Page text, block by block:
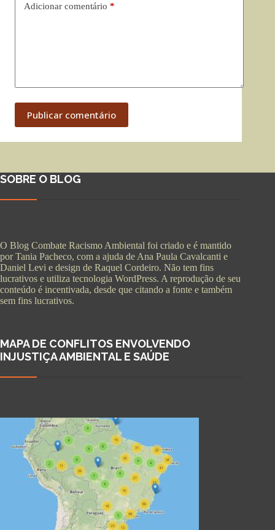
Adicionar comentário *
Publicar comentário
SOBRE O BLOG
O Blog Combate Racismo Ambiental foi criado e é mantido
por Tania Pacheco, com a ajuda de Ana Paula Cavalcanti e
Daniel Levi e design de Raquel Cordeiro. Não tem fins
lucrativos e utiliza tecnologia WordPress. A reprodução de seu
conteúdo é incentivada, desde que citando a fonte e também
sem fins lucrativos.
MAPA DE CONFLITOS ENVOLVENDO
INJUSTIÇA AMBIENTAL E SAÚDE